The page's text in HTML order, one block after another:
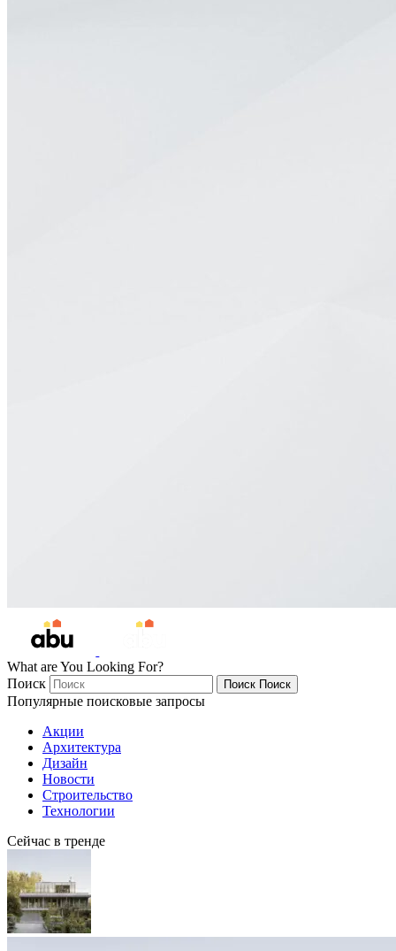
What are You Looking For?
Поиск
Поиск Поиск
Популярные поисковые запросы
Акции
Архитектура
Дизайн
Новости
Строительство
Технологии
Сейчас в тренде